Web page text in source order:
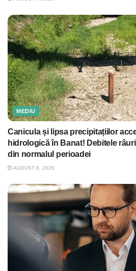
MEDIU
Canicula și lipsa precipitațiilor
hidrologică în Banat! Debitele
din normalul perioadei
AUGUST 6, 2026